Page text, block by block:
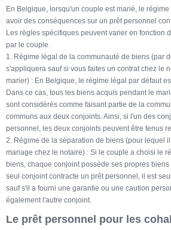
En Belgique, lorsqu'un couple est marié, le
avoir des conséquences sur un prêt personnel
Les règles spécifiques peuvent varier en fonction
par le couple.
1. Régime légal de la communauté de biens (par
s'appliquera sauf si vous faites un contrat chez le
marier) : En Belgique, le régime légal par défaut
Dans ce cas, tous les biens acquis pendant le
sont considérés comme faisant partie de la
communs aux deux conjoints. Ainsi, si l'un des
personnel, les deux conjoints peuvent être tenus
2. Régime de la séparation de biens (pour lequel
mariage chez le notaire) : Si le couple a choisi le
biens, chaque conjoint possède ses propres biens
seul conjoint contracte un prêt personnel, il est
sauf s'il a fourni une garantie ou une caution
également l'autre conjoint.
Le prêt personnel pour les